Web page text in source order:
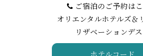
ご宿泊のご予約は
オリエンタルホテルズ＆
リザベーションデ
ホテルコード